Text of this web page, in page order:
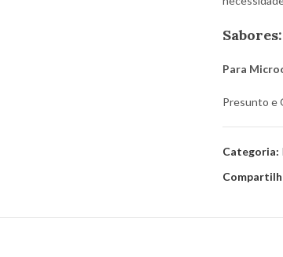
Sabores:
Para
Presunto e
Categoria: